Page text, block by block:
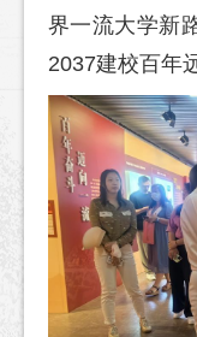
界一流大学新
2037建校百年